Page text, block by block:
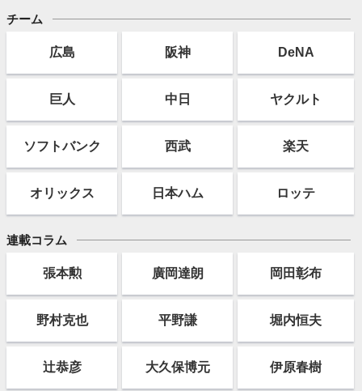
チーム
広島 阪神 DeNA
巨人 中日 ヤクルト
ソフトバンク 西武 楽天
オリックス 日本ハム ロッテ
連載コラム
張本勲 廣岡達朗 岡田彰布
野村克也 平野謙 堀内恒夫
辻恭彦 大久保博元 伊原春樹